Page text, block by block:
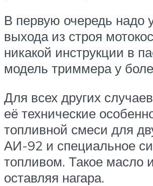
В первую очередь надо
выхода из строя
никакой инструкции в
модель триммера у
Для всех других
её технические
топливной смеси для
АИ-92 и специальное
топливом. Такое масло
оставляя нагара.